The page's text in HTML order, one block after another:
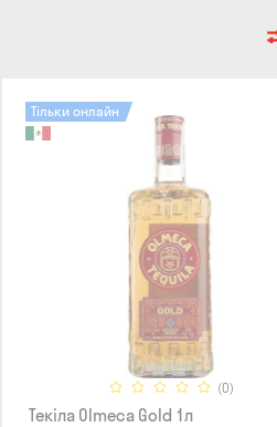
(0)
Тільки онлайн
Текіла Olmeca Gold 1л